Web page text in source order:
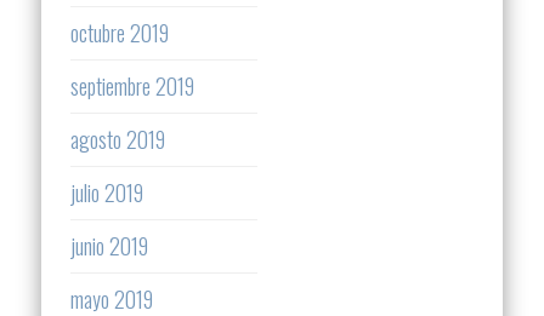
octubre 2019
septiembre 2019
agosto 2019
julio 2019
junio 2019
mayo 2019